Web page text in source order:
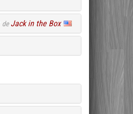
de Jack in the Box